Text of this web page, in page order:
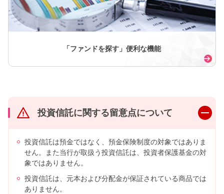
「ファンドを探す」便利な機能
投資信託に関する留意点について
投資信託は預金ではなく、預金保険制度の対象ではありま
せん。また当行が取扱う投資信託は、投資者保護基金の対
象ではありません。
投資信託は、元本および分配金が保証されている商品では
ありません。